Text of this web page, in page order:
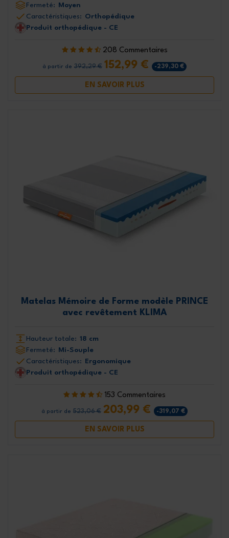
Fermeté:
Moyen
Caractéristiques: Orthopédique
Produit orthopédique - CE
208 Commentaires
à partir de 392,29 € 152,99 € -239,30 €
EN SAVOIR PLUS
Matelas Mémoire de Forme modèle PRINCE
avec revêtement KLIMA
Hauteur totale: 18 cm
Fermeté: Mi-Souple
Caractéristiques: Ergonomique
Produit orthopédique - CE
153 Commentaires
à partir de 523,06 € 203,99 € -319,07 €
EN SAVOIR PLUS